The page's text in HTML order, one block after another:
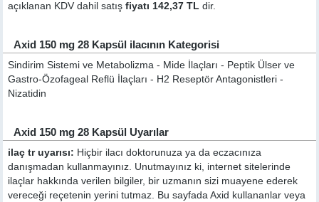
açıklanan KDV dahil satışfiyatı 142,37 TL dir.
Axid 150 mg 28 Kapsül ilacının Kategorisi
Sindirim Sistemi ve Metabolizma - Mide İlaçları - Peptik Ülser ve
Gastro-Özofageal Reflü İlaçları - H2 Reseptör Antagonistleri -
Nizatidin
Axid 150 mg 28 Kapsül Uyarılar
ilaç tr uyarısı: Hiçbir ilacı doktorunuza ya da eczacınıza
danışmadan kullanmayınız. Unutmayınız ki, internet sitelerinde
ilaçlar hakkında verilen bilgiler, bir uzmanın sizi muayene ederek
vereceği reçetenin yerini tutmaz. Bu sayfada Axid kullananlar veya